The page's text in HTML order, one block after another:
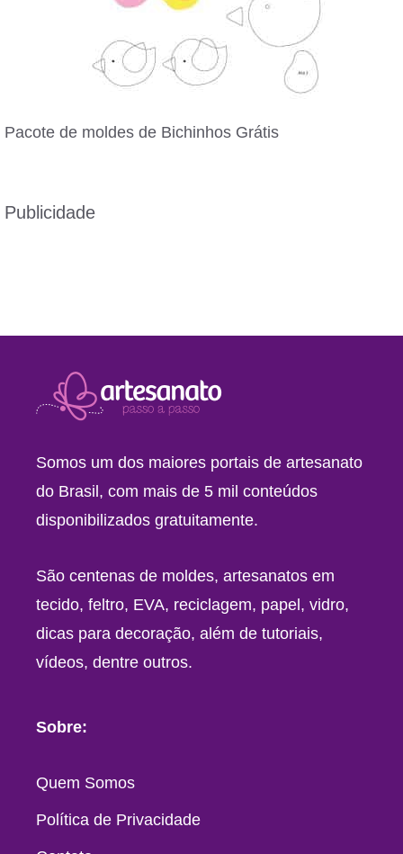
Pacote de moldes de Bichinhos Grátis
Publicidade
Somos um dos maiores portais de artesanato
do Brasil, com mais de 5 mil conteúdos
disponibilizados gratuitamente.
São centenas de moldes, artesanatos em
tecido, feltro, EVA, reciclagem, papel, vidro,
dicas para decoração, além de tutoriais,
vídeos, dentre outros.
Sobre:
Quem Somos
Política de Privacidade